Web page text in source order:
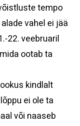
tempo
vahel ei jää
22. veebruaril
ootab ta
kindlalt
ei ole ta
või naaseb